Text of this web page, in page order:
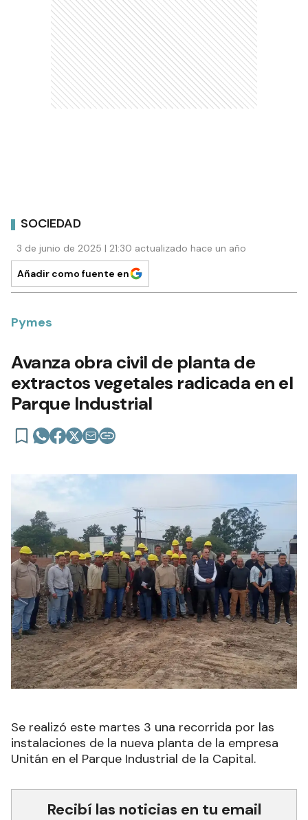
SOCIEDAD
3 de junio de 2025 | 21:30 actualizado hace un año
Añadir como fuente en
Pymes
Avanza obra civil de planta de
extractos vegetales radicada en el
Parque Industrial
Se realizó este martes 3 una recorrida por las
instalaciones de la nueva planta de la empresa
Unitán en el Parque Industrial de la Capital.
Recibí las noticias en tu email